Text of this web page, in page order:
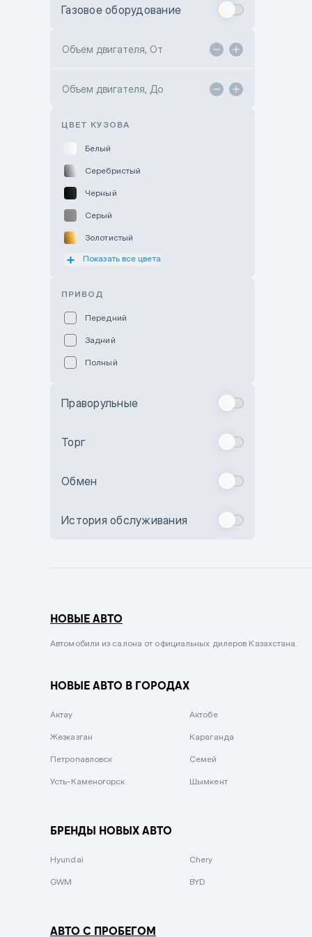
Toyota Kokshetau
Hyundai ShymCity
Газовое оборудование
Объем двигателя, От
Объем двигателя, До
ЦВЕТ КУЗОВА
Белый
Серебристый
Черный
Серый
Золотистый
Оранжевый
Бежевый
Комбинированный
Сиреневый металлик
Вишневый
Зеленый металлик
Показать все цвета
ПРИВОД
Передний
Задний
Полный
Праворульные
Торг
Обмен
История обслуживания
НОВЫЕ АВТО
Автомобили из салона от официальных дилеров Казахстана.
НОВЫЕ АВТО В ГОРОДАХ
Актау Актобе
Жезказган Караганда
Петропавловск Семей
Усть-Каменогорск Шымкент
БРЕНДЫ НОВЫХ АВТО
Hyundai Chery
GWM BYD
АВТО С ПРОБЕГОМ